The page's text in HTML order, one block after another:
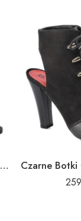
Brązowe Kowbojki Damskie Carinii Modne Buty